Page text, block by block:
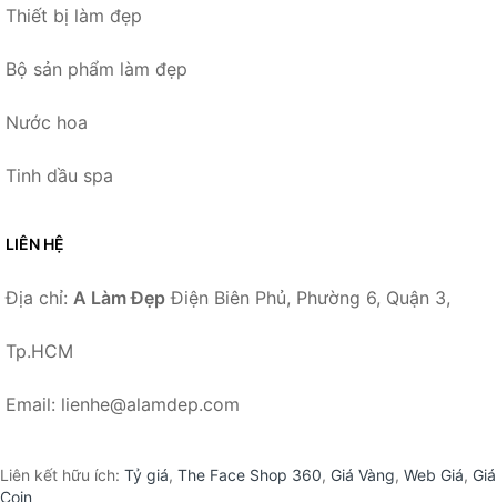
Thiết bị làm đẹp
Bộ sản phẩm làm đẹp
Nước hoa
Tinh dầu spa
LIÊN HỆ
Địa chỉ: A Làm Đẹp Điện Biên Phủ, Phường 6, Quận 3,
Tp.HCM
Email: lienhe@alamdep.com
Liên kết hữu ích: Tỷ giá, The Face Shop 360, Giá Vàng, Web Giá, Giá
Coin